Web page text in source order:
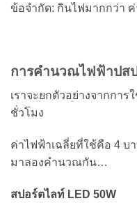
ข้อจำกัด: กินไฟมากกว่า ค่
การคำนวณไฟฟ้าปส
เราจะยกตัวอย่างจากกา
ชั่วโมง
ค่าไฟฟ้าเฉลี่ยที่ใช้คือ 4 บ
มาลองคำนวณกัน…
สปอร์ตไลท์ LED 50W